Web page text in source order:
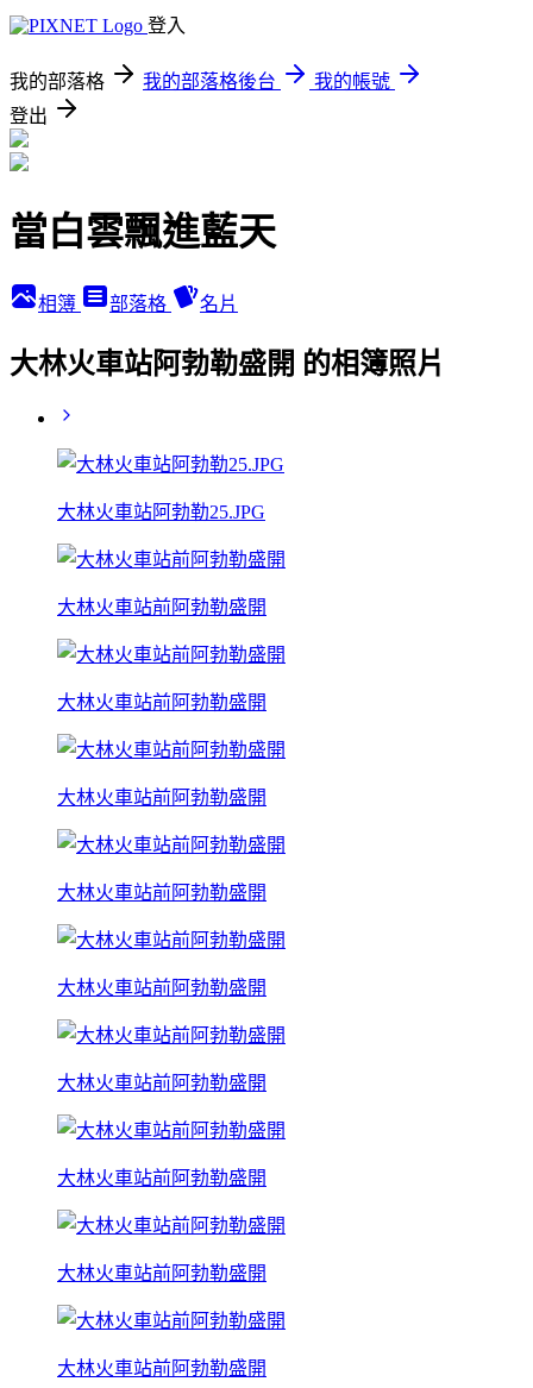
登入
我的部落格 我的部落格後台
我的帳號
登出
當白雲飄進藍天
相簿 部落格 名片
大林火車站阿勃勒盛開 的相簿照片
大林火車站阿勃勒25.JPG
大林火車站前阿勃勒盛開
大林火車站前阿勃勒盛開
大林火車站前阿勃勒盛開
大林火車站前阿勃勒盛開
大林火車站前阿勃勒盛開
大林火車站前阿勃勒盛開
大林火車站前阿勃勒盛開
大林火車站前阿勃勒盛開
大林火車站前阿勃勒盛開